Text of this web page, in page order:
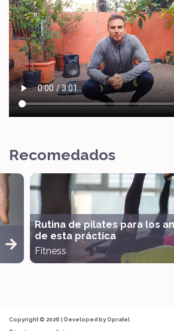
Recomedados
Rutina de pilates para los
de esta práctica
Fitness
Copyright © 2026 | Developed by Opratel